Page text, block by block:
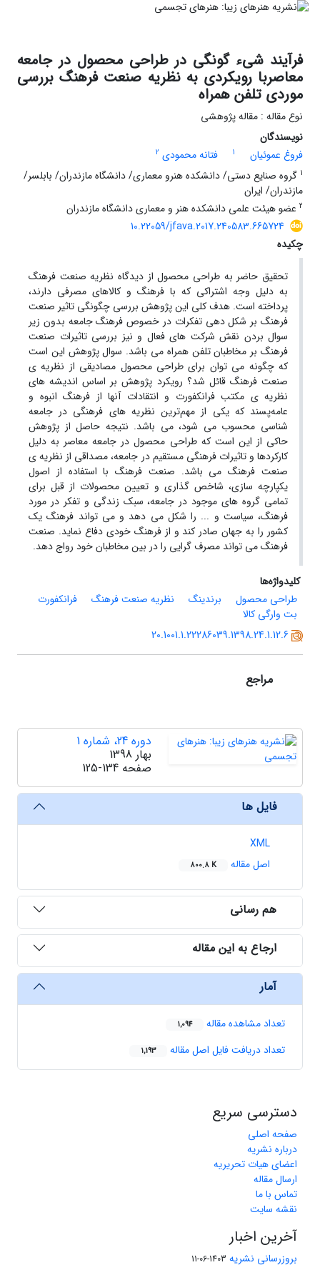
فرآیند شیء گونگی در طراحی محصول در جامعه
معاصربا رویکردی به نظریه صنعت فرهنگ بررسی
موردی تلفن همراه
نوع مقاله : مقاله پژوهشی
نویسندگان
فروغ عموئیان
1 فتانه محمودی 2
1 گروه صنایع دستی/ دانشکده هنرو معماری/ دانشگاه مازندران/ بابلسر/
مازندران/ ایران
2 عضو هیئت علمی دانشکده هنر و معماری دانشگاه مازندران
10.22059/jfava.2017.240583.665724
چکیده
تحقیق حاضر به طراحی محصول از دیدگاه نظریه صنعت فرهنگ
به دلیل وجه اشتراکی که با فرهنگ و کالاهای مصرفی دارند،
پرداخته است. هدف کلی این پژوهش بررسی چگونگی تاثیر صنعت
فرهنگ بر شکل دهی تفکرات در خصوص فرهنگ جامعه بدون زیر
سوال بردن نقش شرکت های فعال و نیز بررسی تاثیرات صنعت
فرهنگ بر مخاطبان تلفن همراه می باشد. سوال پژوهش این است
که چگونه می توان برای طراحی محصول مصادیقی از نظریه ی
صنعت فرهنگ قائل شد؟ رویکرد پژوهش بر اساس اندیشه های
نظریه ی مکتب فرانکفورت و انتقادات آنها از فرهنگ انبوه و
عامه‌پسند که یکی از مهم‌ترین نظریه های فرهنگی در جامعه
شناسی محسوب می شود، می باشد. نتیجه حاصل از پژوهش
حاکی از این است که طراحی محصول در جامعه معاصر به دلیل
کارکردها و تاثیرات فرهنگی مستقیم در جامعه، مصداقی از نظریه ی
صنعت فرهنگ می باشد. صنعت فرهنگ با استفاده از اصول
یکپارچه سازی، شاخص گذاری و تعیین محصولات از قبل برای
تمامی گروه های موجود در جامعه، سبک زندگی و تفکر در مورد
فرهنگ، سیاست و ... را شکل می دهد و می تواند فرهنگ یک
کشور را به جهان صادر کند و از فرهنگ خودی دفاع نماید. صنعت
فرهنگ می تواند مصرف گرایی را در بین مخاطبان خود رواج دهد.
کلیدواژه‌ها
طراحی محصول
برندینگ نظریه صنعت فرهنگ
فرانکفورت
بت وارگی کالا
20.1001.1.22286039.1398.24.1.12.6
مراجع
دوره 24، شماره 1
بهار 1398
صفحه 125-134
فایل ها
XML
اصل مقاله
800.8 K
هم رسانی
ارجاع به این مقاله
آمار
تعداد مشاهده مقاله 1,094
تعداد دریافت فایل اصل مقاله 1,193
دسترسی سریع
صفحه اصلی
درباره نشریه
اعضای هیات تحریریه
ارسال مقاله
تماس با ما
نقشه سایت
آخرین اخبار
بروزرسانی نشریه 1403-06-11